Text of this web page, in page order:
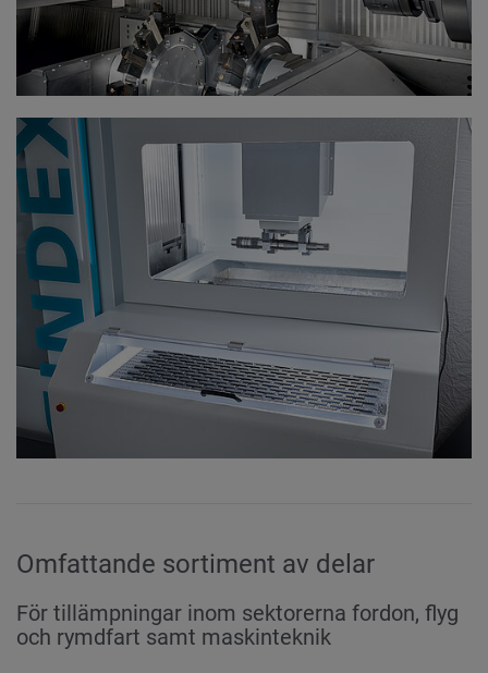
Omfattande sortiment av delar
För tillämpningar inom sektorerna fordon, flyg
och rymdfart samt maskinteknik